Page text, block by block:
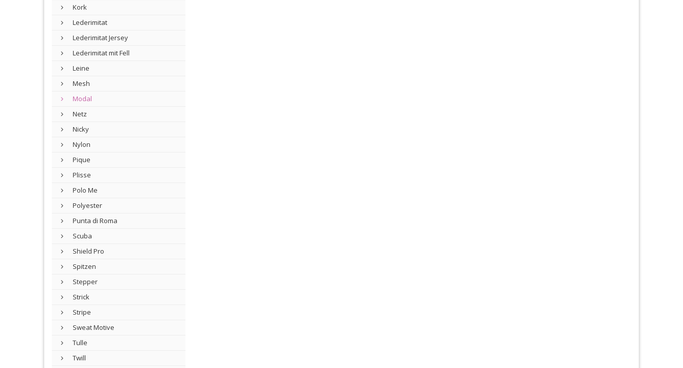
Kork
Lederimitat
Lederimitat Jersey
Lederimitat mit Fell
Leine
Mesh
Modal
Netz
Nicky
Nylon
Pique
Plisse
Polo Me
Polyester
Punta di Roma
Scuba
Shield Pro
Spitzen
Stepper
Strick
Stripe
Sweat Motive
Tulle
Twill